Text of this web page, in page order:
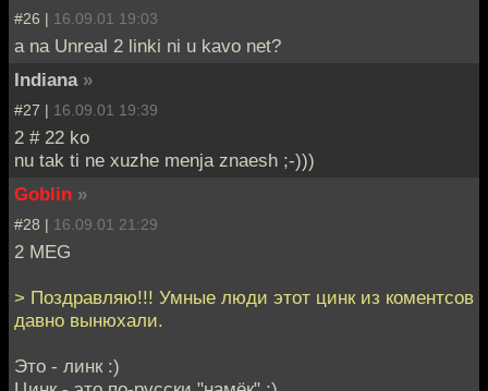
#26 | 16.09.01 19:03
a na Unreal 2 linki ni u kavo net?
Indiana »
#27 | 16.09.01 19:39
2 # 22 ko
nu tak ti ne xuzhe menja znaesh ;-)))
Goblin »
#28 | 16.09.01 21:29
2 MEG
> Поздравляю!!! Умные люди этот цинк из коментсов
давно вынюхали.
Это - линк :)